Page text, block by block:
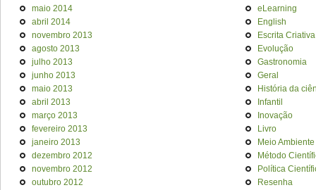
maio 2014
abril 2014
novembro 2013
agosto 2013
julho 2013
junho 2013
maio 2013
abril 2013
março 2013
fevereiro 2013
janeiro 2013
dezembro 2012
novembro 2012
outubro 2012
eLearning
English
Escrita Criativa
Evolução
Gastronomia
Geral
História da
Infantil
Inovação
Livro
Meio Ambiente
Método
Política
Resenha